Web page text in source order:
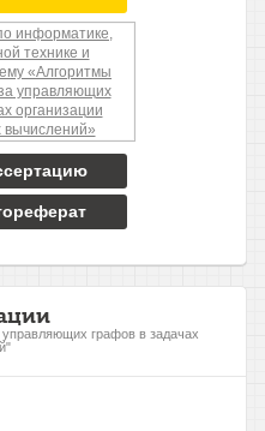
графов в задачах